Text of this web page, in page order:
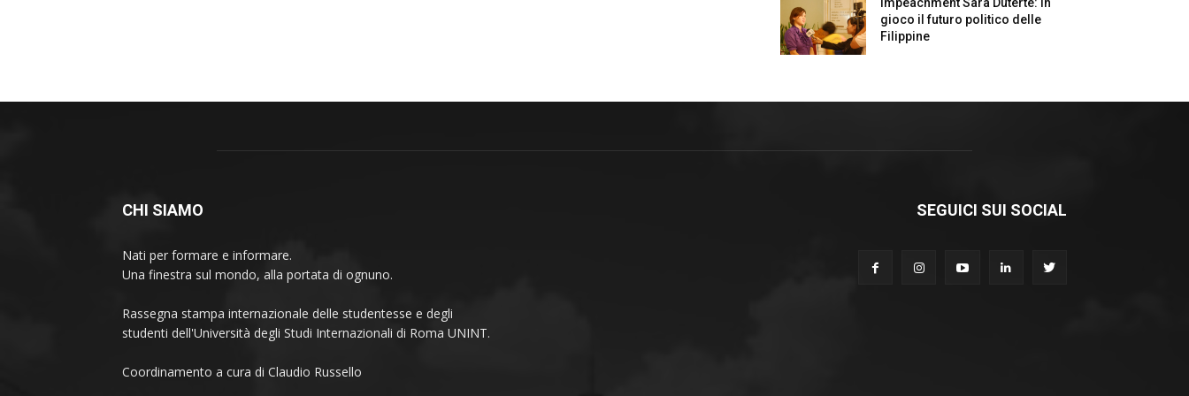
gioco il futuro politico delle
Filippine
CHI SIAMO
Nati per formare e informare.
Una finestra sul mondo, alla portata di ognuno.
Rassegna stampa internazionale delle studentesse e degli
studenti dell'Università degli Studi Internazionali di Roma UNINT.
Coordinamento a cura di Claudio Russello
SEGUICI SUI SOCIAL